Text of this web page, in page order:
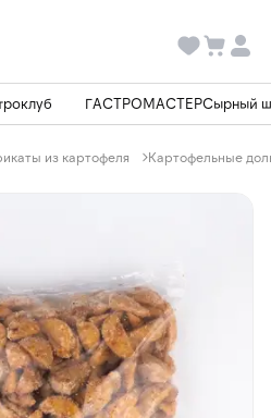
ГАСТРОМАСТЕРСырный
из картофеля Картофельные